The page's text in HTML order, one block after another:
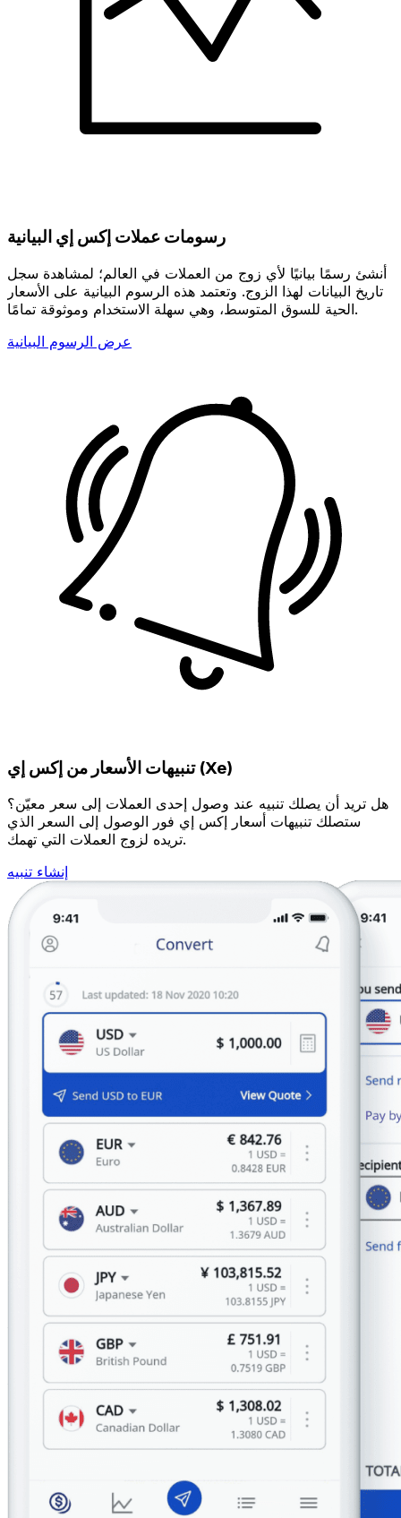
رسومات عملات إكس إي البيانية
أنشئ رسمًا بيانيًا لأي زوج من العملات في العالم؛ لمشاهدة سجل
تاريخ البيانات لهذا الزوج. وتعتمد هذه الرسوم البيانية على الأسعار
الحية للسوق المتوسط، وهي سهلة الاستخدام وموثوقة تمامًا.
عرض الرسوم البيانية
تنبيهات الأسعار من إكس إي (Xe)
هل تريد أن يصلك تنبيه عند وصول إحدى العملات إلى سعر معيّن؟
ستصلك تنبيهات أسعار إكس إي فور الوصول إلى السعر الذي
تريده لزوج العملات التي تهمك.
إنشاء تنبيه